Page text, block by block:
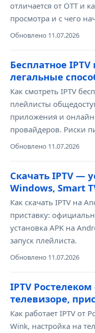
отличается от OTT и
просмотра и с чего
Обновлено 11.07.2026
Бесплатное
легальные
Как смотреть IPTV
плейлисты
приложения и
провайдеров. Риски
Обновлено 11.07.2026
Скачать IPTV —
Windows, Smart
Как скачать IPTV на
приставку:
установка APK на
запуск плейлиста.
Обновлено 11.07.2026
IPTV
телевизоре,
Как работает IPTV от
Wink, настройка на